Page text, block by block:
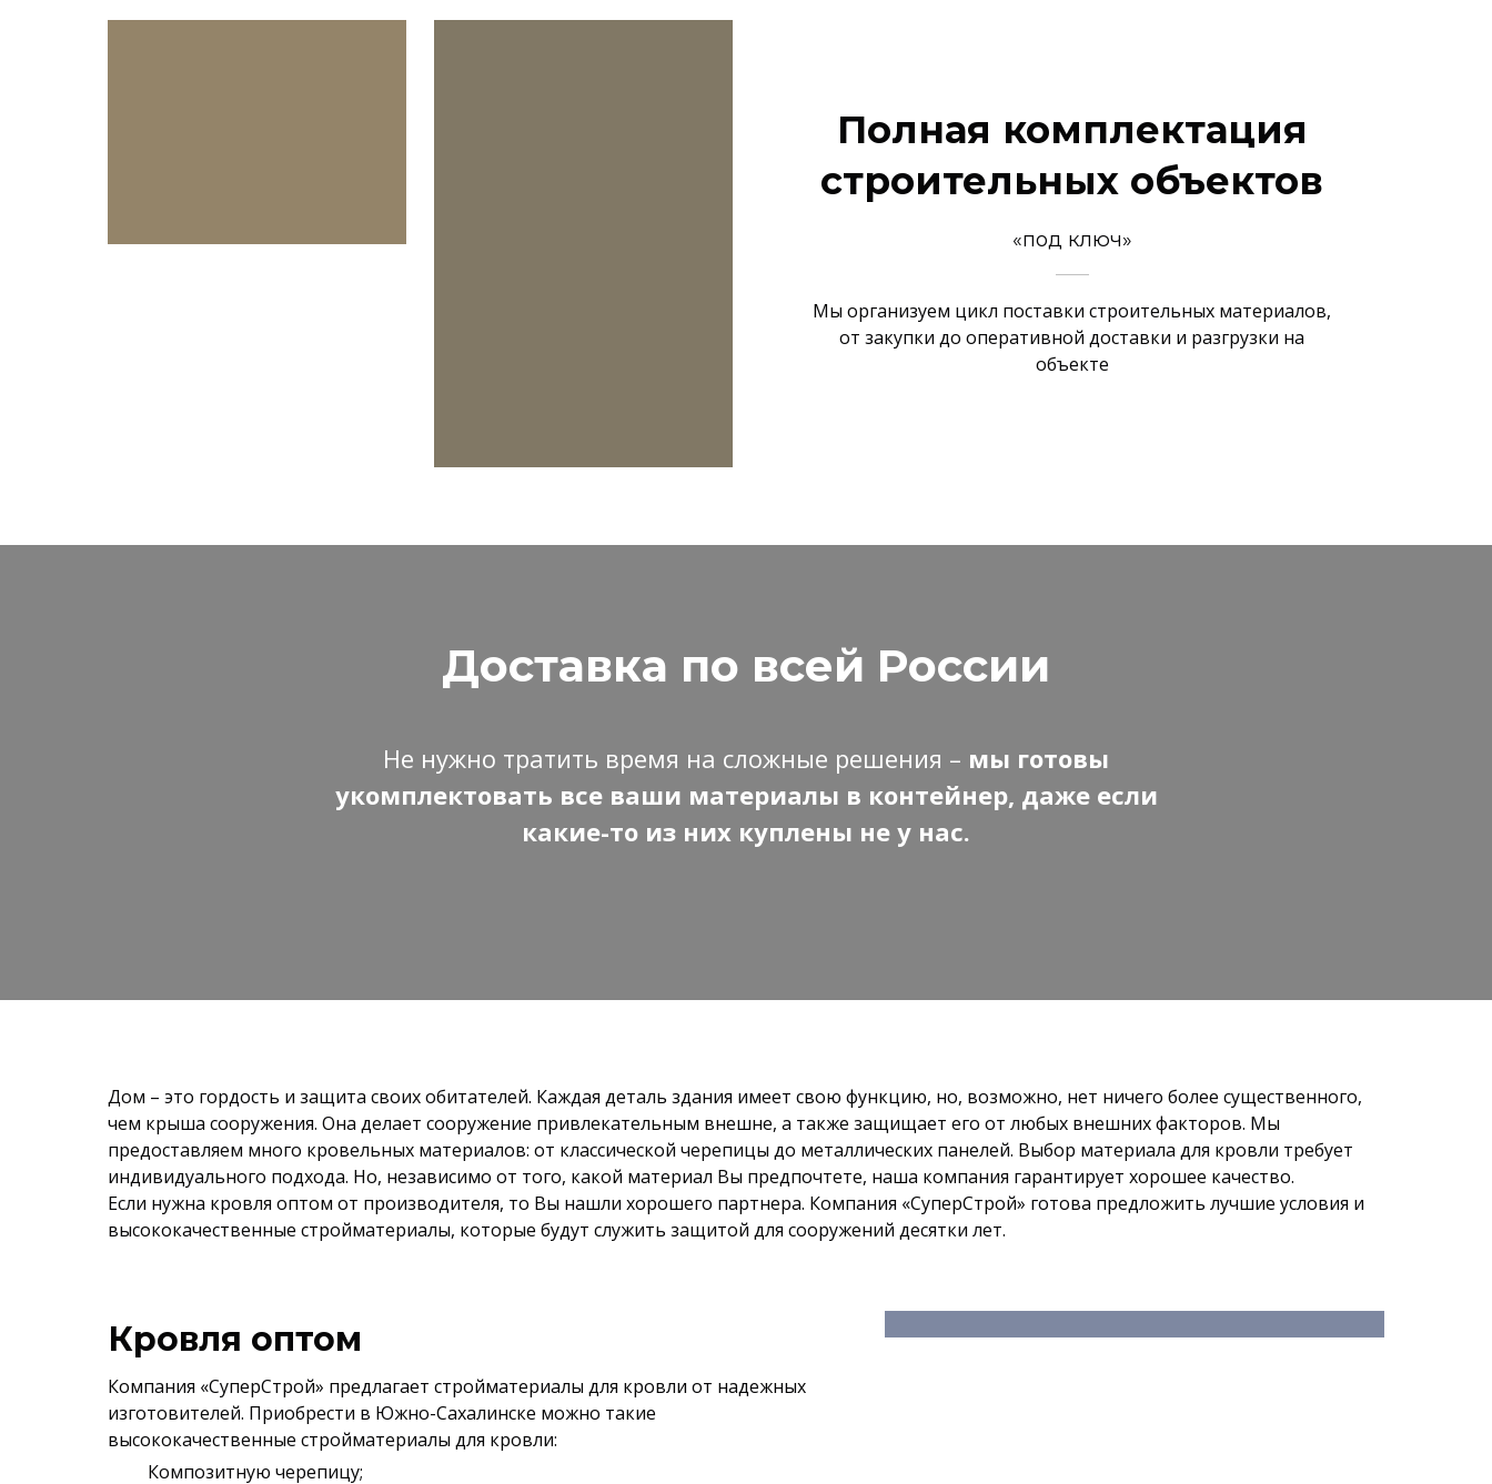
Полная комплектация
строительных объектов
«под ключ»
Мы организуем цикл поставки строительных материалов,
от закупки до оперативной доставки и разгрузки на
объекте
Доставка по всей России
Не нужно тратить время на сложные решения – мы готовы
укомплектовать все ваши материалы в контейнер, даже если
какие-то из них куплены не у нас.
Дом – это гордость и защита своих обитателей. Каждая деталь здания имеет свою функцию, но, возможно, нет ничего более существенного,
чем крыша сооружения. Она делает сооружение привлекательным внешне, а также защищает его от любых внешних факторов. Мы
предоставляем много кровельных материалов: от классической черепицы до металлических панелей. Выбор материала для кровли требует
индивидуального подхода. Но, независимо от того, какой материал Вы предпочтете, наша компания гарантирует хорошее качество.
Если нужна кровля оптом от производителя, то Вы нашли хорошего партнера. Компания «СуперСтрой» готова предложить лучшие условия и
высококачественные стройматериалы, которые будут служить защитой для сооружений десятки лет.
Кровля оптом
Компания «СуперСтрой» предлагает стройматериалы для кровли от надежных
изготовителей. Приобрести в Южно-Сахалинске можно такие
высококачественные стройматериалы для кровли:
Композитную черепицу;